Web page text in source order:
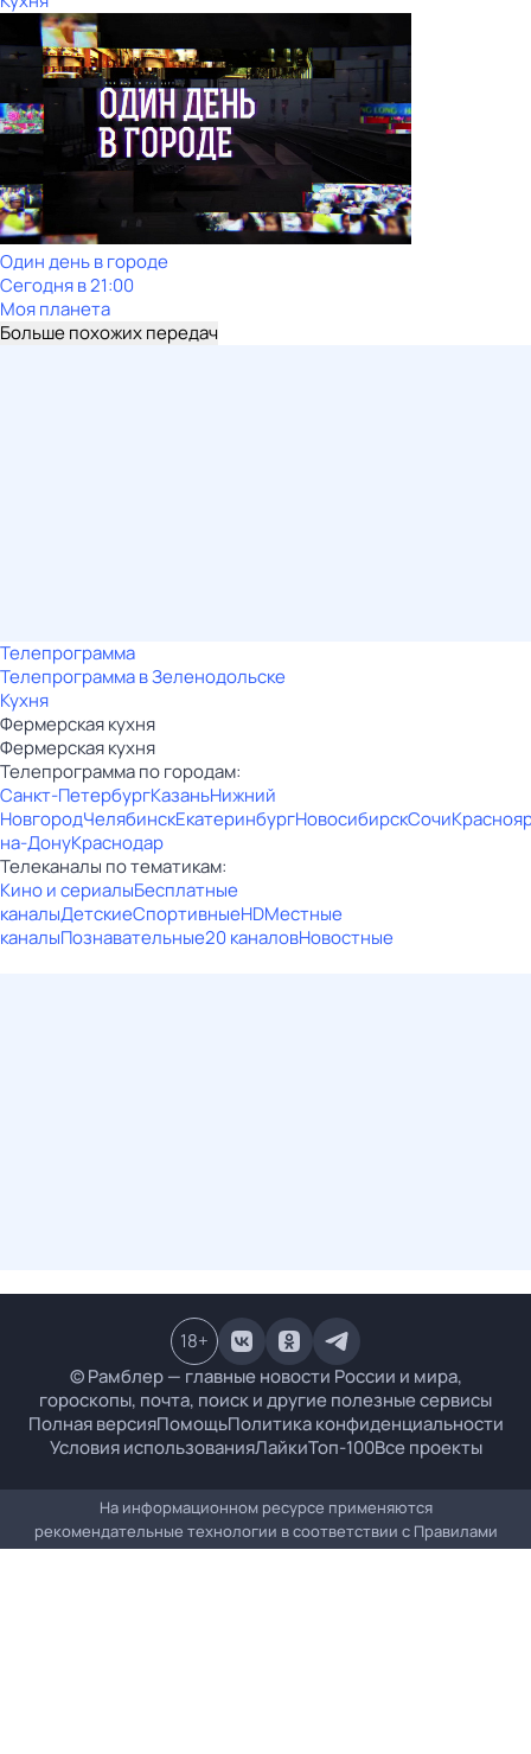
Один день в городе
Сегодня в 21:00
Моя планета
Больше похожих передач
Телепрограмма
Телепрограмма в Зеленодольске
Кухня
Фермерская кухня
Фермерская кухня
Телепрограмма по городам:
Санкт-ПетербургКазаньНижний
НовгородЧелябинскЕкатеринбургНовосибирскСочи
на-ДонуКраснодар
Телеканалы по тематикам:
Кино и сериалыБесплатные
каналыДетскиеСпортивныеHDМестные
каналыПознавательные20 каналовНовостные
© Рамблер — главные новости России и мира,
гороскопы, почта, поиск и другие полезные сервисы
Полная версияПомощьПолитика конфиденциальности
Условия использованияЛайкиТоп-100Все проекты
18+
На информационном ресурсе применяются
рекомендательные технологии в соответствии с Правилами